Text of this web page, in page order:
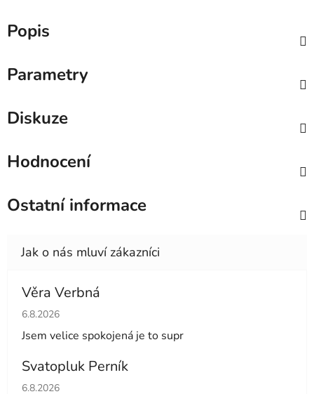
Popis
Parametry
Diskuze
Hodnocení
Ostatní informace
Věra Verbná
Hodnocení obchodu je 5 z 5 hvězdiček.
6.8.2026
Jsem velice spokojená je to supr
Svatopluk Perník
Hodnocení obchodu je 5 z 5 hvězdiček.
6.8.2026